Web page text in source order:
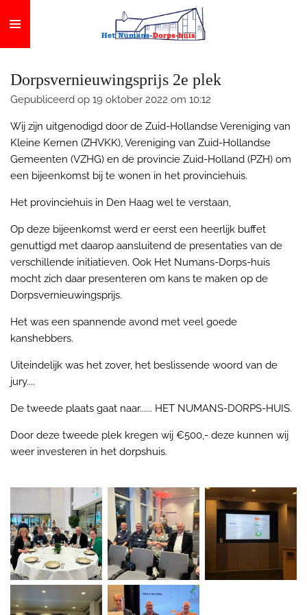
direct
naar
hoofdinhoud
Dorpsvernieuwingsprijs 2e plek
Gepubliceerd op 19 oktober 2022 om 10:12
Wij zijn uitgenodigd door de Zuid-Hollandse Vereniging van
Kleine Kernen (ZHVKK), Vereniging van Zuid-Hollandse
Gemeenten (VZHG) en de provincie Zuid-Holland (PZH) om
een bijeenkomst bij te wonen in het provinciehuis.
Het provinciehuis in Den Haag wel te verstaan,
Op deze bijeenkomst werd er eerst een heerlijk buffet
genuttigd met daarop aansluitend de presentaties van de
verschillende initiatieven. Ook Het Numans-Dorps-huis
mocht zich daar presenteren om kans te maken op de
Dorpsvernieuwingsprijs.
Het was een spannende avond met veel goede
kanshebbers.
Uiteindelijk was het zover, het beslissende woord van de
jury....
De tweede plaats gaat naar...... HET NUMANS-DORPS-HUIS.
Door deze tweede plek kregen wij €500,- deze kunnen wij
weer investeren in het dorpshuis.